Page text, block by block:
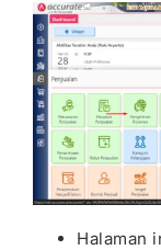
Halaman